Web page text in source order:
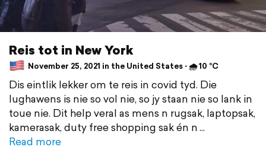
Reis tot in New York
November 25, 2021 in the United States ⋅ 🌧 10 °C
Dis eintlik lekker om te reis in covid tyd. Die
lughawens is nie so vol nie, so jy staan nie so lank in
toue nie. Dit help veral as mens n rugsak, laptopsak,
kamerasak, duty free shopping sak én n
Read more